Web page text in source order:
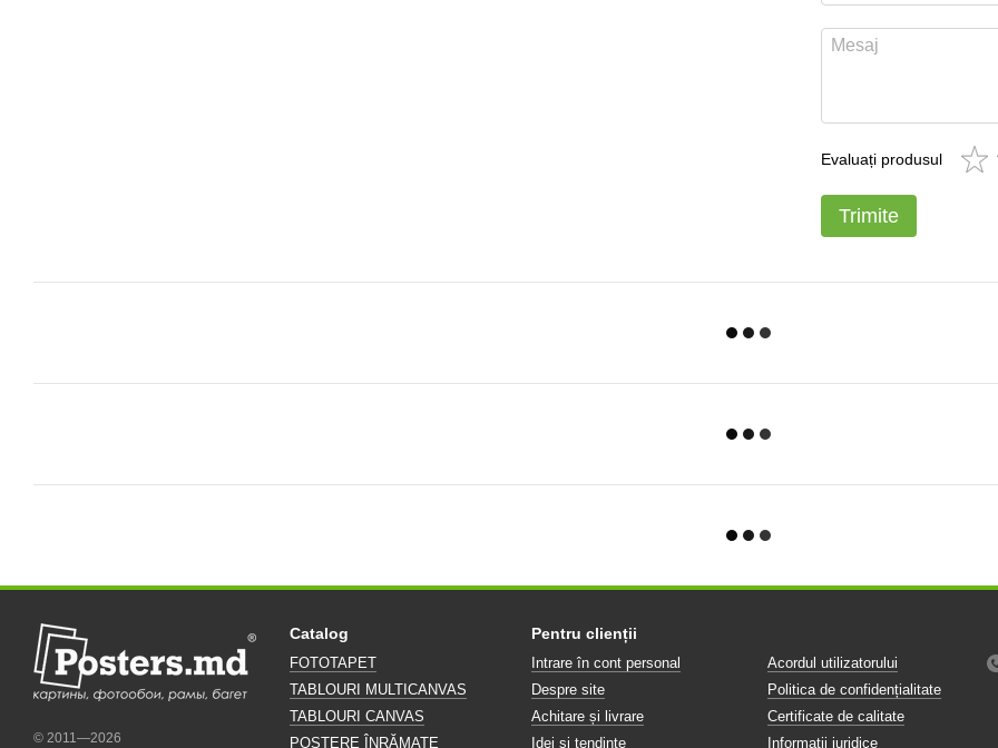
Evaluați produsul
Trimite
© 2011—2026
Catalog
FOTOTAPET
TABLOURI MULTICANVAS
TABLOURI CANVAS
POSTERE ÎNRĂMATE
Pentru clienții
Intrare în cont personal
Despre site
Achitare și livrare
Idei și tendințe
Acordul utilizatorului
Politica de confidențialitate
Certificate de calitate
Informații juridice